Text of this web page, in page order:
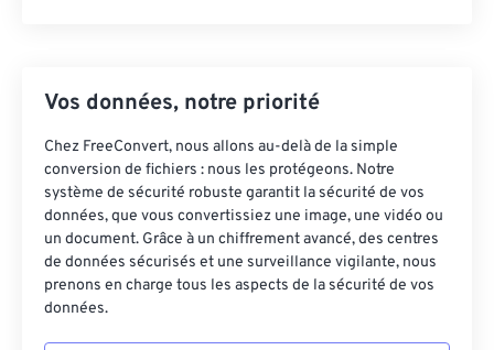
Vos données, notre priorité
Chez FreeConvert, nous allons au-delà de la simple
conversion de fichiers : nous les protégeons. Notre
système de sécurité robuste garantit la sécurité de vos
données, que vous convertissiez une image, une vidéo ou
un document. Grâce à un chiffrement avancé, des centres
de données sécurisés et une surveillance vigilante, nous
prenons en charge tous les aspects de la sécurité de vos
données.